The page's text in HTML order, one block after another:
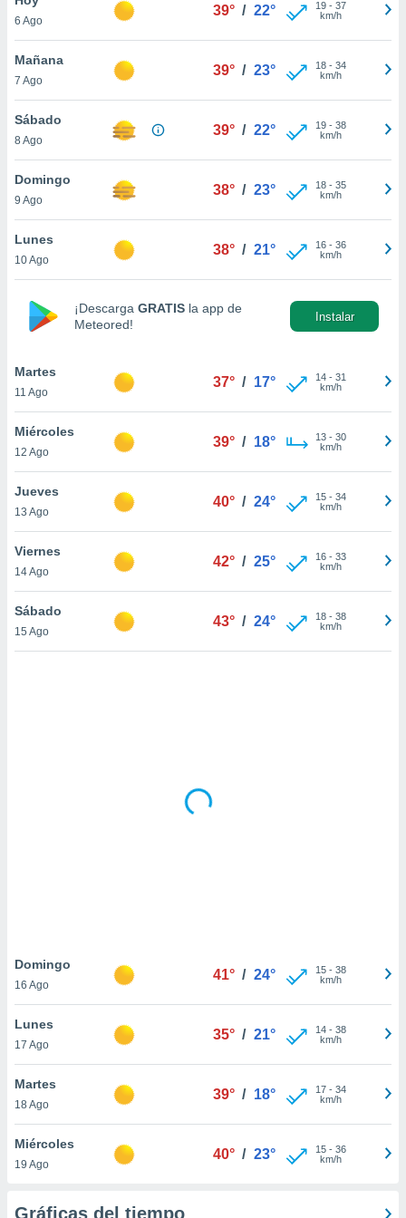
en
más
nuestra
de
aceptar
de
sitio
En
sean
el sitio
ni para
o
similares
como
sitio
de
traten tus
en
interés
su
6 Ago
39° / 22° 19- 37
km/h
Mañana
7 Ago
39° / 23° 18- 34
km/h
Sábado
8 Ago
39° / 22° 19- 38
km/h
Domingo
9 Ago
38° / 23° 18- 35
km/h
Lunes
10 Ago
38° / 21° 16- 36
km/h
¡Descarga GRATIS la app de
Meteored!
Instalar
Martes
11 Ago
37° / 17° 14- 31
km/h
Miércoles
12 Ago
39° / 18° 13- 30
km/h
Jueves
13 Ago
40° / 24° 15- 34
km/h
Viernes
14 Ago
42° / 25° 16- 33
km/h
Sábado
15 Ago
43° / 24° 18- 38
km/h
Domingo
16 Ago
41° / 24° 15- 38
km/h
Lunes
17 Ago
35° / 21° 14- 38
km/h
Martes
18 Ago
39° / 18° 17- 34
km/h
Miércoles
19 Ago
40° / 23° 15- 36
km/h
Gráficas del tiempo